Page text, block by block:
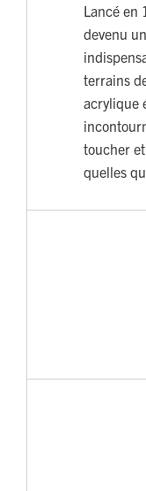
Lancé en
devenu
terrains
acrylique
toucher
quelles